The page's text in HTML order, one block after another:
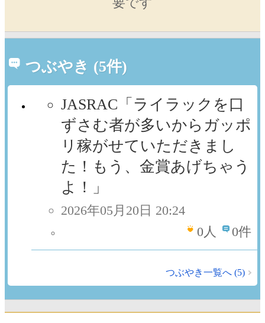
つぶやき (5件)
JASRAC「ライラックを口
ずさむ者が多いからガッポ
リ稼がせていただきまし
た！もう、金賞あげちゃう
よ！」
2026年05月20日 20:24
0人 0件
つぶやき一覧へ (5)